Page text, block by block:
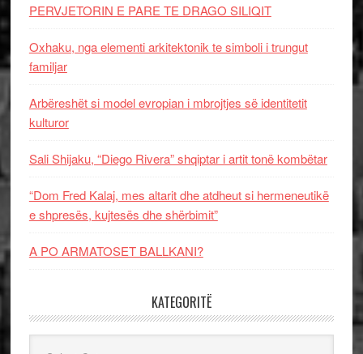
PERVJETORIN E PARE TE DRAGO SILIQIT
Oxhaku, nga elementi arkitektonik te simboli i trungut
familjar
Arbëreshët si model evropian i mbrojtjes së identitetit
kulturor
Sali Shijaku, “Diego Rivera” shqiptar i artit tonë kombëtar
“Dom Fred Kalaj, mes altarit dhe atdheut si hermeneutikë
e shpresës, kujtesës dhe shërbimit”
A PO ARMATOSET BALLKANI?
KATEGORITË